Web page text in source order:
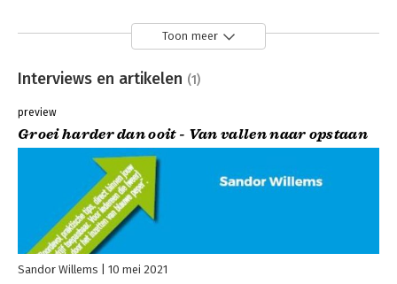
Toon meer
Interviews en artikelen (1)
preview
Groei harder dan ooit - Van vallen naar opstaan
Sandor Willems 10 mei 2021